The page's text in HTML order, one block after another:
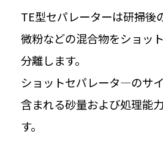
TE型セパレーターは研掃後
微粉などの混合物をショッ
分離します。
ショットセパレータ―のサ
含まれる砂量および処理能
す。